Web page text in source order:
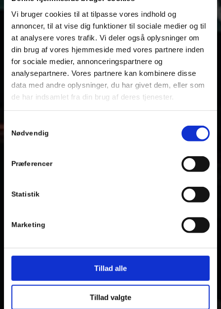
Vi bruger cookies til at tilpasse vores indhold og
annoncer, til at vise dig funktioner til sociale medier og til
at analysere vores trafik. Vi deler også oplysninger om
din brug af vores hjemmeside med vores partnere inden
for sociale medier, annonceringspartnere og
analysepartnere. Vores partnere kan kombinere disse
data med andre oplysninger, du har givet dem, eller som
de har indsamlet fra din brug af deres tjenester.
Samtykkevalg
Nødvendig
Præferencer
Statistik
Marketing
Tillad alle
Tillad valgte